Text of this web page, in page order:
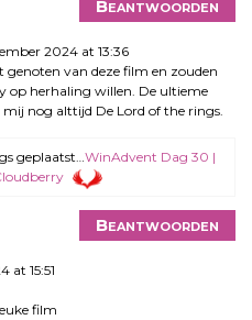
Beantwoorden
2024 at 13:36
genoten van deze film en zouden
op herhaling willen. De ultieme
nog alttijd De Lord of the rings.
geplaatst…WinAdvent Dag 30 |
Beantwoorden
at 15:51
film